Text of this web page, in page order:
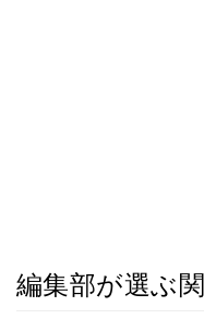
編集部が選ぶ